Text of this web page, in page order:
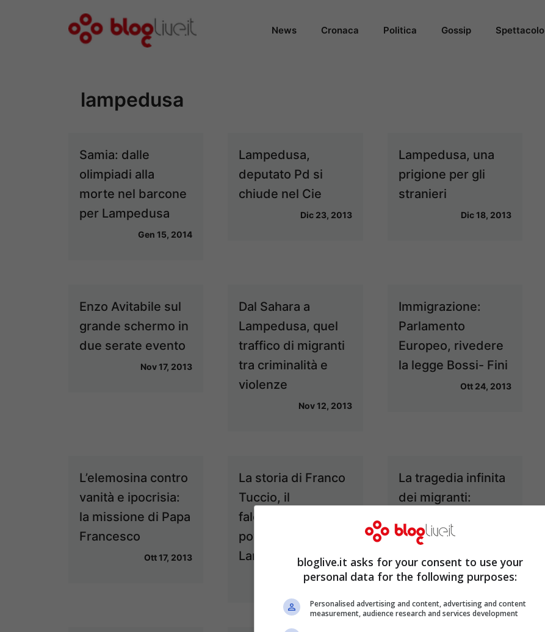
News Cronaca Politica Gossip Spettacolo
lampedusa
Samia: dalle
olimpiadi alla
morte nel barcone
per Lampedusa
Gen 15, 2014
Lampedusa,
deputato Pd si
chiude nel Cie
Dic 23, 2013
Lampedusa, una
prigione per gli
stranieri
Dic 18, 2013
Enzo Avitabile sul
grande schermo in
due serate evento
Nov 17, 2013
Dal Sahara a
Lampedusa, quel
traffico di migranti
tra criminalità e
violenze
Nov 12, 2013
Immigrazione:
Parlamento
Europeo, rivedere
la legge Bossi- Fini
Ott 24, 2013
L’elemosina contro
vanità e ipocrisia:
la missione di Papa
Francesco
Ott 17, 2013
La storia di Franco
Tuccio, il
falegname dei
poveri di
Lampedusa
Ott 12, 2013
La tragedia infinita
dei migranti:
Canale di Sicilia
Ott 11, 2013
bloglive.it asks for your consent to use your
personal data for the following purposes:
Personalised advertising and content, advertising and content
measurement, audience research and services development